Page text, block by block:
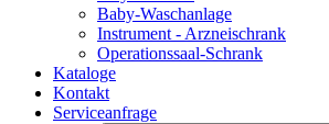
Baby-Waschanlage
Instrument - Arzneischrank
Operationssaal-Schrank
Kataloge
Kontakt
Serviceanfrage